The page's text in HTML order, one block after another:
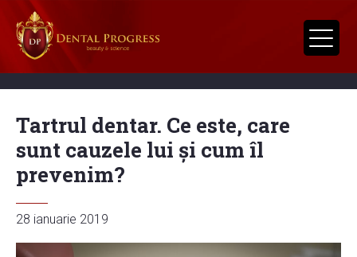
Tartrul dentar. Ce este, care
sunt cauzele lui și cum îl
prevenim?
28 ianuarie 2019